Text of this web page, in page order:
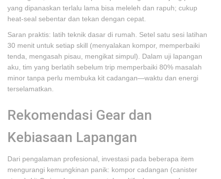
yang dipanaskan terlalu lama bisa meleleh dan rapuh; cukup
heat-seal sebentar dan tekan dengan cepat.
Saran praktis: latih teknik dasar di rumah. Setel satu sesi latihan
30 menit untuk setiap skill (menyalakan kompor, memperbaiki
tenda, mengasah pisau, mengikat simpul). Dalam uji lapangan
aku, tim yang berlatih sebelum trip memperbaiki 80% masalah
minor tanpa perlu membuka kit cadangan—waktu dan energi
terselamatkan.
Rekomendasi Gear dan
Kebiasaan Lapangan
Dari pengalaman profesional, investasi pada beberapa item
mengurangi kemungkinan panik: kompor cadangan (canister